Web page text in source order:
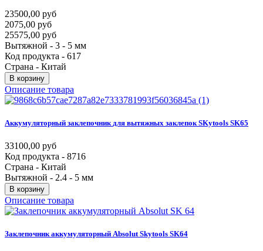
23500,00 руб
2075,00 руб
25575,00 руб
Вытяжной - 3 - 5 мм
Код продукта - 617
Страна - Китай
В корзину
Описание товара
Аккумуляторный заклепочник для вытяжных заклепок SKytools SK65
33100,00 руб
Код продукта - 8716
Страна - Китай
Вытяжной - 2.4 - 5 мм
В корзину
Описание товара
Заклепочник аккумуляторный Absolut Skytools SK64